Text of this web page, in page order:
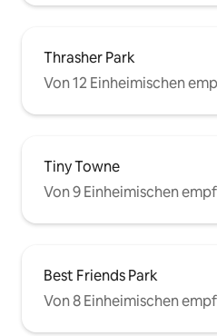
Thrasher Park
Von 12 Einheimischen
Tiny Towne
Von 9 Einheimischen
Best Friends Park
Von 8 Einheimischen